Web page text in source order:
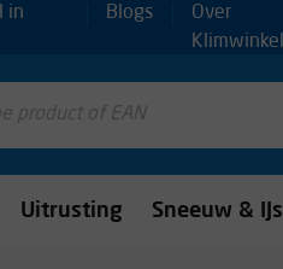
in
Blogs
Over
Klimwinkel
Uitrusting Sneeuw & IJs